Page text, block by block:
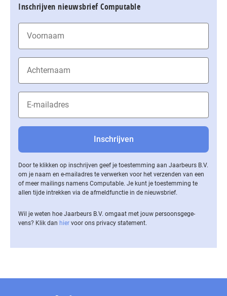
Inschrijven nieuwsbrief Computable
Door te klikken op inschrijven geef je toestemming aan Jaarbeurs B.V.
om je naam en e-mailadres te verwerken voor het verzenden van een
of meer mailings namens Computable. Je kunt je toestemming te
allen tijde intrekken via de af­meld­func­tie in de nieuwsbrief.
Wil je weten hoe Jaarbeurs B.V. omgaat met jouw per­soons­ge­ge­
vens? Klik dan hier voor ons privacy statement.